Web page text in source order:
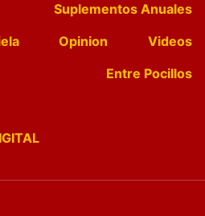
Suplementos Anuales
Opinion
Videos
Entre Pocillos